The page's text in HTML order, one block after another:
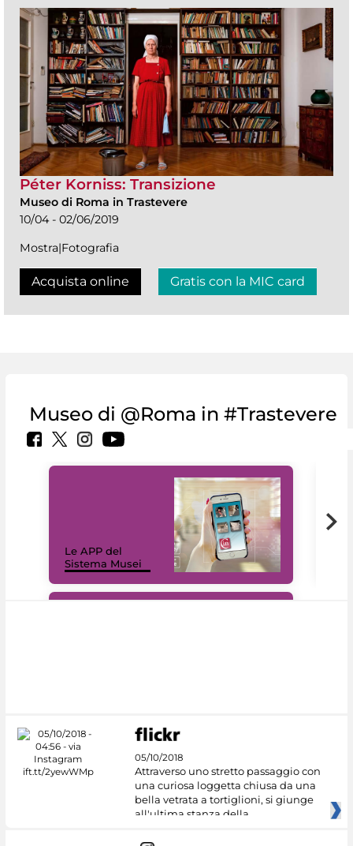
Péter Korniss: Transizione
Museo di Roma in Trastevere
10/04 - 02/06/2019
Mostra|Fotografia
Acquista online Gratis con la MIC card
Museo di @Roma in #Trastevere
Le APP del
Sistema Musei
05/10/2018
Attraverso uno stretto passaggio con
una curiosa loggetta chiusa da una
bella vetrata a tortiglioni, si giunge
all'ultima stanza della